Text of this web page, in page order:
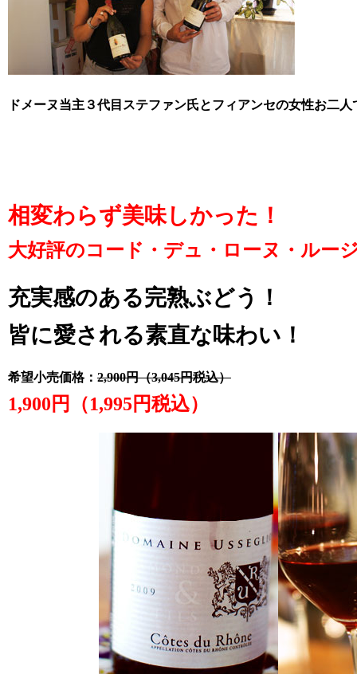
ドメーヌ当主３代目ステファン氏とフィアンセの女性お二人
相変わらず美味しかった！
大好評のコード・デュ・ローヌ・ルー
充実感のある完熟ぶどう！
皆に愛される素直な味わい！
希望小売価格： 2,900円（3,045円税込）
1,900円（1,995円税込）